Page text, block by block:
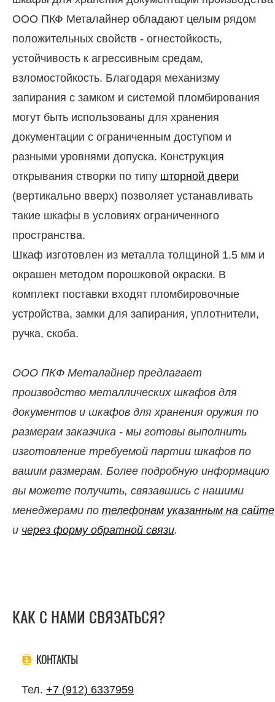
ООО ПКФ Металайнер обладают целым рядом
положительных свойств - огнестойкость,
устойчивость к агрессивным средам,
взломостойкость. Благодаря механизму
запирания с замком и системой пломбирования
могут быть использованы для хранения
документации с ограниченным доступом и
разными уровнями допуска. Конструкция
открывания створки по типу шторной двери
(вертикально вверх) позволяет устанавливать
такие шкафы в условиях ограниченного
пространства.
Шкаф изготовлен из металла толщиной 1.5 мм и
окрашен методом порошковой окраски. В
комплект поставки входят пломбировочные
устройства, замки для запирания, уплотнители,
ручка, скоба.
ООО ПКФ Металайнер предлагает
производство металлических шкафов для
документов и шкафов для хранения оружия по
размерам заказчика - мы готовы выполнить
изготовление требуемой партии шкафов по
вашим размерам. Более подробную информацию
вы можете получить, связавшись с нашими
менеджерами по телефонам указанным на сайте
и через форму обратной связи.
КАК С НАМИ СВЯЗАТЬСЯ?
КОНТАКТЫ
Тел. +7 (912) 6337959